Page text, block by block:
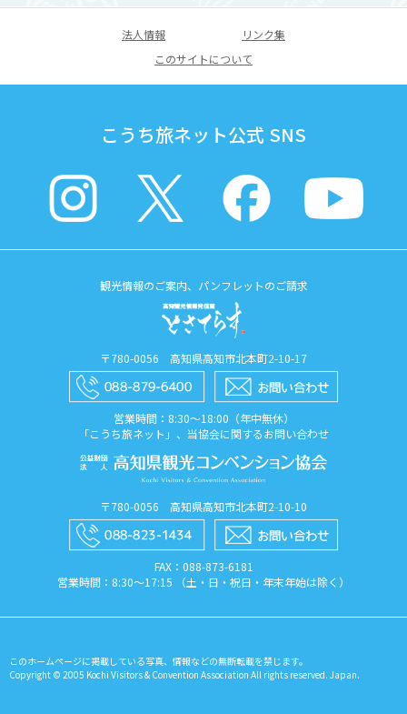
法人情報
リンク集
このサイトについて
こうち旅ネット公式 SNS
観光情報のご案内、パンフレットのご請求
〒780-0056 高知県高知市北本町2-10-17
営業時間：8:30〜18:00（年中無休）
「こうち旅ネット」、当協会に関するお問い合わせ
〒780-0056 高知県高知市北本町2-10-10
FAX：088​-873​-6181
営業時間：8:30〜17:15 （土・日・祝日・年末年始は除く）
このホームページに掲載している写真、情報などの無断転載を禁じます。
Copyright © 2005 Kochi Visitors & Convention Association All rights reserved. Japan.